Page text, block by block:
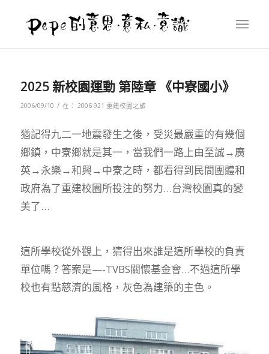
2025 新校園運動 第陸章 《中寮國小》
2006/09/10 / 在： 2006 921 重建校園之旅
猶記得九二一地震發生之後，受災最嚴重的有幾個
鄉鎮，中寮鄉就是其一，當我們一路上由至誠→廣
英→永樂→和興→中寮之時，都看得到民間團體和
政府為了重建校園所投注的努力…台灣校園真的變
美了…
這所學校從外觀上，猜得出來誰是這所學校的負責
單位嗎？答案是—-TVBS關懷基金會…不過這所學
校也有點慈濟的風格，灰色為建築的主色。